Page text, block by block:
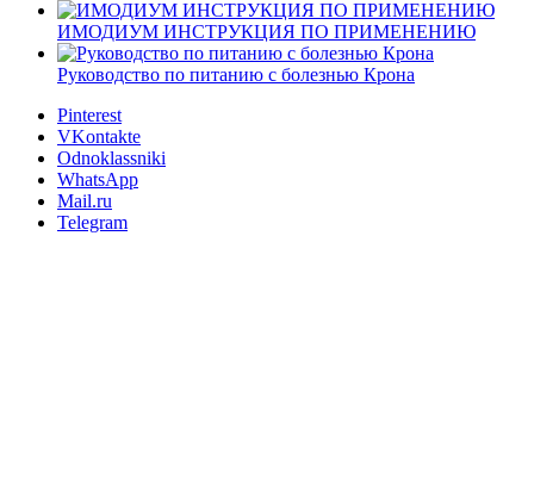
ИМОДИУМ ИНСТРУКЦИЯ ПО ПРИМЕНЕНИЮ
Руководство по питанию с болезнью Крона
Pinterest
VKontakte
Odnoklassniki
WhatsApp
Mail.ru
Telegram